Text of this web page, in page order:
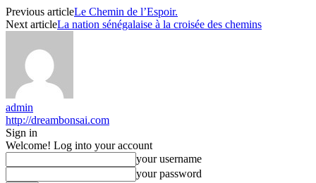
Previous articleLe Chemin de l’Espoir.
Next articleLa nation sénégalaise à la croisée des chemins
admin
http://dreambonsai.com
Sign in
Welcome! Log into your account
your username
your password